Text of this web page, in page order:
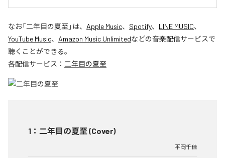
なお「二年目の夏至 」は、 Apple Music、 Spotify、 LINE MUSIC、
YouTube Music、 Amazon Music Unlimitedなどの音楽配信サービスで
聴くことができる。
各配信サービス： 二年目の夏至
1 ： 二年目の夏至 (Cover)
平岡千佳